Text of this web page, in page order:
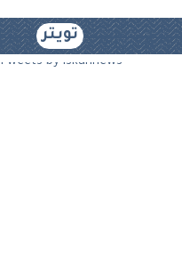
تويتر
Tweets by iskannews